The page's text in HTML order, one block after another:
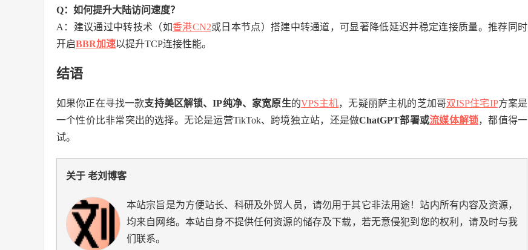
Q：如何提升大陆访问速度？
A：建议通过中转技术（如香港CN2或日本节点）搭建中转通道，可显著降低延迟并稳定连接质量。推荐同时
开启BBR加速以提升TCP连接性能。
结语
如果你正在寻找一款支持美区解锁、IP纯净、家宽原生的VPS主机，无疑丽萨主机的芝加哥双ISP住宅IP方案是
一个性价比非常突出的选择。无论是运营TikTok、跨境独立站，还是做ChatGPT部署或流媒体解锁，都值得一
试。
关于 老刘博客
本站宗旨是为方便站长、科研及外贸人员，请勿用于其它非法用途！站内所有内容及资源，
均来自网络。本站自身不提供任何资源的储存及下载，若无意侵犯到您的权利，请及时与我
们联系。